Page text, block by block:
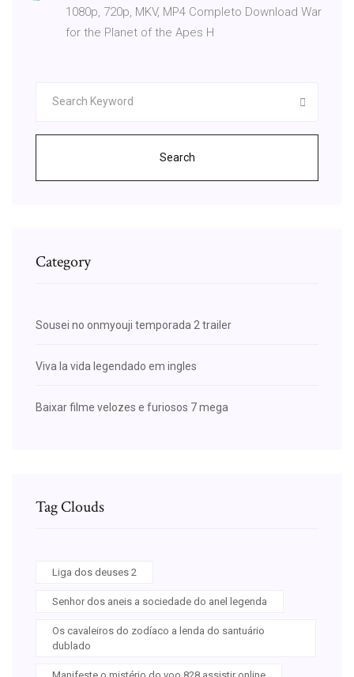
1080p, 720p, MKV, MP4 Completo Download War
for the Planet of the Apes H
Search
Category
Sousei no onmyouji temporada 2 trailer
Viva la vida legendado em ingles
Baixar filme velozes e furiosos 7 mega
Tag Clouds
Liga dos deuses 2
Senhor dos aneis a sociedade do anel legenda
Os cavaleiros do zodíaco a lenda do santuário
dublado